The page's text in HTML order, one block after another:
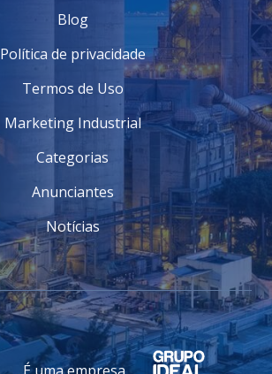
Blog
Política de privacidade
Termos de Uso
Marketing Industrial
Categorias
Anunciantes
Notícias
É uma empresa